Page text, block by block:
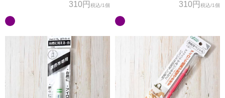
310円 税込/1個 310円 税込/1個